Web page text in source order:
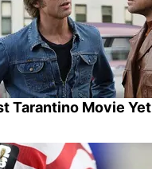
Tarantino Movie Yet